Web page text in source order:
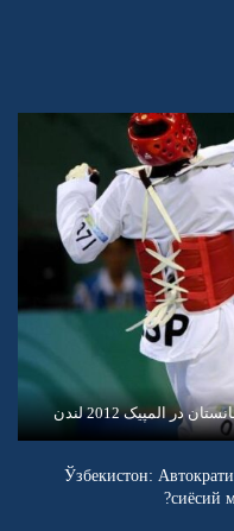
المپیک 2012 لندن
Ўзбекистон:
сиёсий